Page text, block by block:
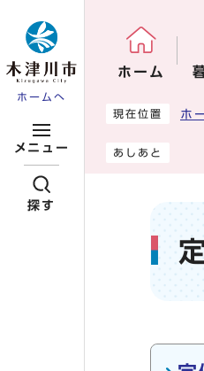
ホームへ
メニュー
探す
ホーム
ここから本文で
現在位置 ホ
あしあと
メ